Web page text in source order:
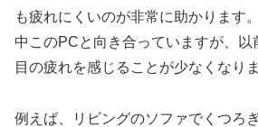
も疲れにくいのが非常に助かります
中このPCと向き合っていますが、
目の疲れを感じることが少なくなりま
例えば、リビングのソファでくつろ